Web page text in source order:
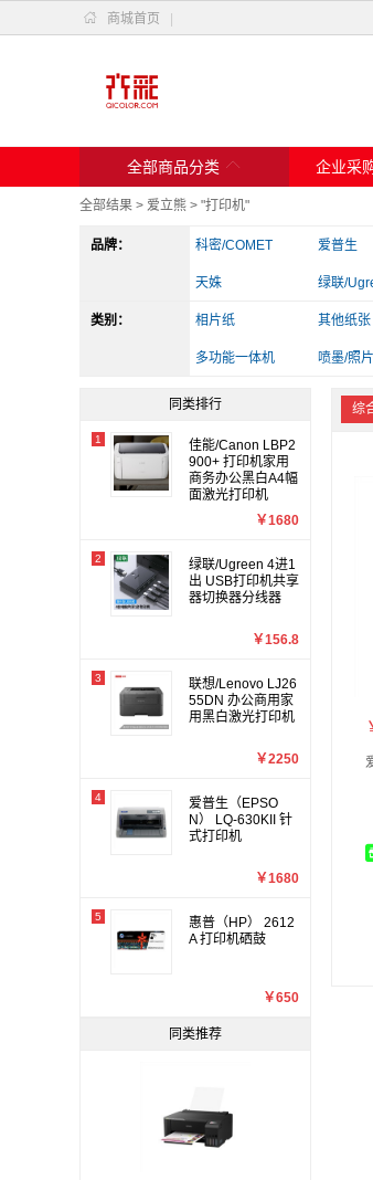
 商城首页
全部商品分类  企业采
全部结果 > 爱立熊 > "打印机"
品牌： 科密/COMET 爱普生
天姝 绿联/
斑马 兄弟
爱立熊 佳能
类别： 相片纸 其他纸张
多功能一体机 喷墨/照
其他电脑配件 读卡器/
同类排行
1
佳能/Canon LBP2
900+ 打印机家用
商务办公黑白A4幅
面激光打印机
￥1680
2
绿联/Ugreen 4进1
出 USB打印机共享
器切换器分线器
￥156.8
3
联想/Lenovo LJ26
55DN 办公商用家
用黑白激光打印机
￥2250
4
爱普生（EPSO
N） LQ-630KII 针
式打印机
￥1680
5
惠普（HP） 2612
A 打印机硒鼓
￥650
同类推荐
综